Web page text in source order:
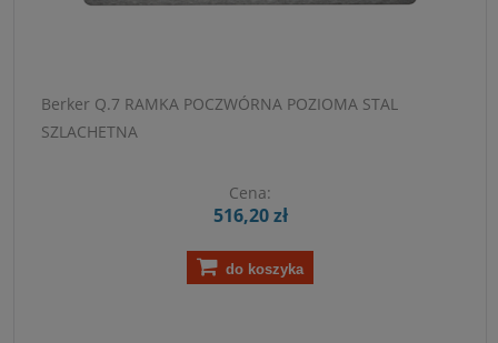
Berker Q.7 RAMKA POCZWÓRNA POZIOMA STAL
SZLACHETNA
Cena:
516,20 zł
do koszyka